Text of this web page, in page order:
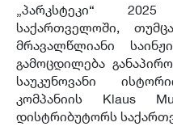
„პარკსტეკი“
საქართველოში,
მრავალწლიანი
გამოცდილება
საუკუნოვანი
კომპანიის Klaus
დისტრიბუტორს